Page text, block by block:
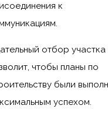
к
отбор участка
чтобы планы по
были
успехом.